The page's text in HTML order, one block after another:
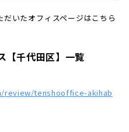
いたオフィスページはこちら
千代田区】一覧
tenshooffice-akihab